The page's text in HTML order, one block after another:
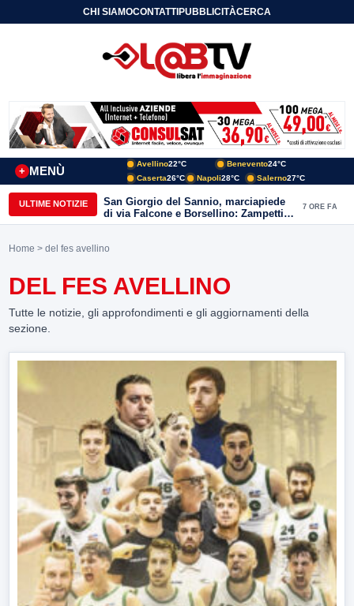
CHI SIAMOCONTATTIPUBBLICITÀCERCA
MENÙ
+
Avellino22°C Benevento24°C
Caserta26°C Napoli28°C Salerno27°C
ULTIME NOTIZIE
San Giorgio del Sannio, marciapiede
di via Falcone e Borsellino: Zampetti e
Lombardi replicano alle polemiche
7 ORE FA
Home > del fes avellino
DEL FES AVELLINO
Tutte le notizie, gli approfondimenti e gli aggiornamenti della
sezione.